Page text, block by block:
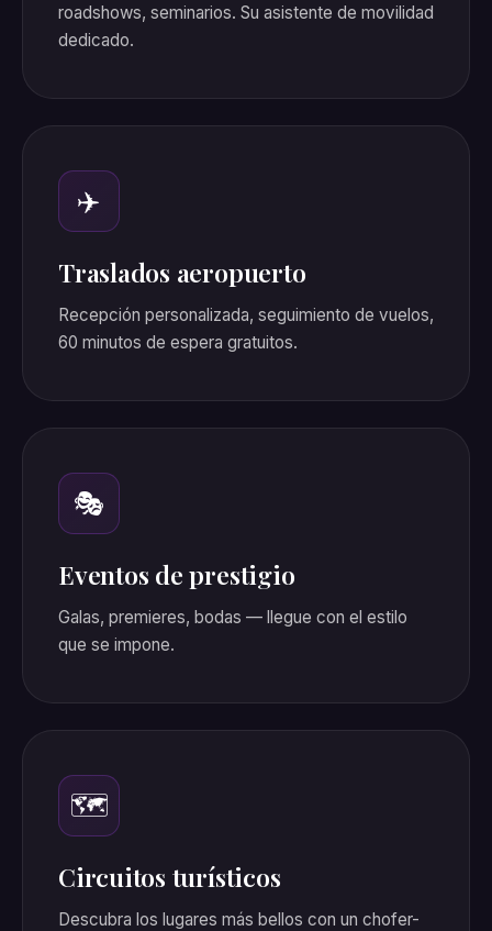
roadshows, seminarios. Su asistente de movilidad
dedicado.
✈️
Traslados aeropuerto
Recepción personalizada, seguimiento de vuelos,
60 minutos de espera gratuitos.
🎭
Eventos de prestigio
Galas, premieres, bodas — llegue con el estilo
que se impone.
🗺️
Circuitos turísticos
Descubra los lugares más bellos con un chofer-